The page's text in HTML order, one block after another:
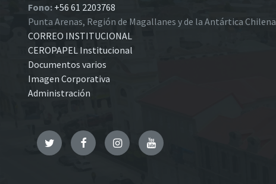
Fono: +56 61 2203768
Punta Arenas, Región de Magallanes y de la Antártica Chilena
CORREO INSTITUCIONAL
CEROPAPEL Institucional
Documentos varios
Imagen Corporativa
Administración
TwitterFacebookInstagramYouTube